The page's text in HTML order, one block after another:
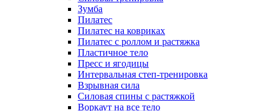
Зумба
Пилатес
Пилатес на ковриках
Пилатес с роллом и растяжка
Пластичное тело
Пресс и ягодицы
Интервальная степ-тренировка
Взрывная сила
Силовая спины с растяжкой
Воркаут на все тело